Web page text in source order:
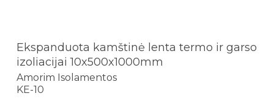
Ekspanduota kamštinė lenta termo ir garso
izoliacijai 10x500x1000mm
Amorim Isolamentos
KE-10